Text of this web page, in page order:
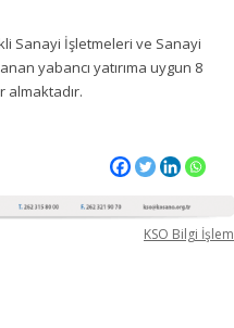
Sanayi İşletmeleri ve Sanayi
yabancı yatırıma uygun 8
almaktadır.
KSO Bilgi İşlem